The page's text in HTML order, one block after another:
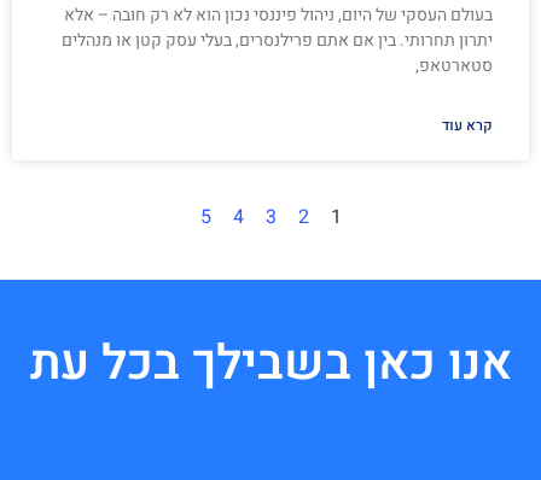
בעולם העסקי של היום, ניהול פיננסי נכון הוא לא רק חובה – אלא
יתרון תחרותי. בין אם אתם פרילנסרים, בעלי עסק קטן או מנהלים
סטארטאפ,
קרא עוד
1
2
3
4
5
אנו כאן בשבילך בכל עת